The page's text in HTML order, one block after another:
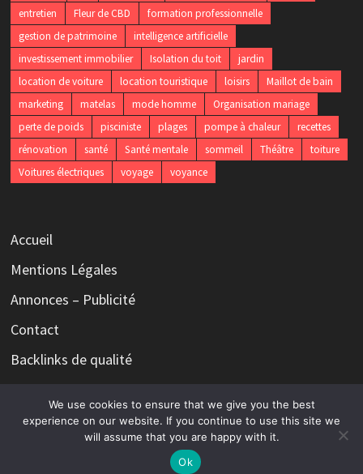
entretien
Fleur de CBD
formation professionnelle
gestion de patrimoine
intelligence artificielle
investissement immobilier
Isolation du toit
jardin
location de voiture
location touristique loisirs
Maillot de bain
marketing
matelas mode homme
Organisation mariage
perte de poids
pisciniste plages pompe à chaleur
recettes
rénovation
santé Santé mentale sommeil Théâtre
toiture
Voitures électriques
voyage voyance
Accueil
Mentions Légales
Annonces – Publicité
Contact
Backlinks de qualité
Copyright © 2026Le magazine qui n'a rien à dire mais tout à
WordPressetBam
We use cookies to ensure that we give you the best
experience on our website. If you continue to use this site we
will assume that you are happy with it.
Ok